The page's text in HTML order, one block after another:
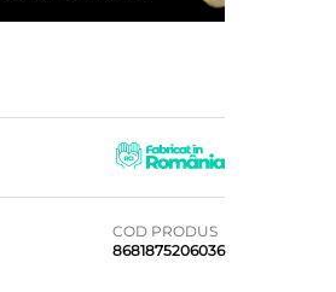
COD PRODUS
8681875206036